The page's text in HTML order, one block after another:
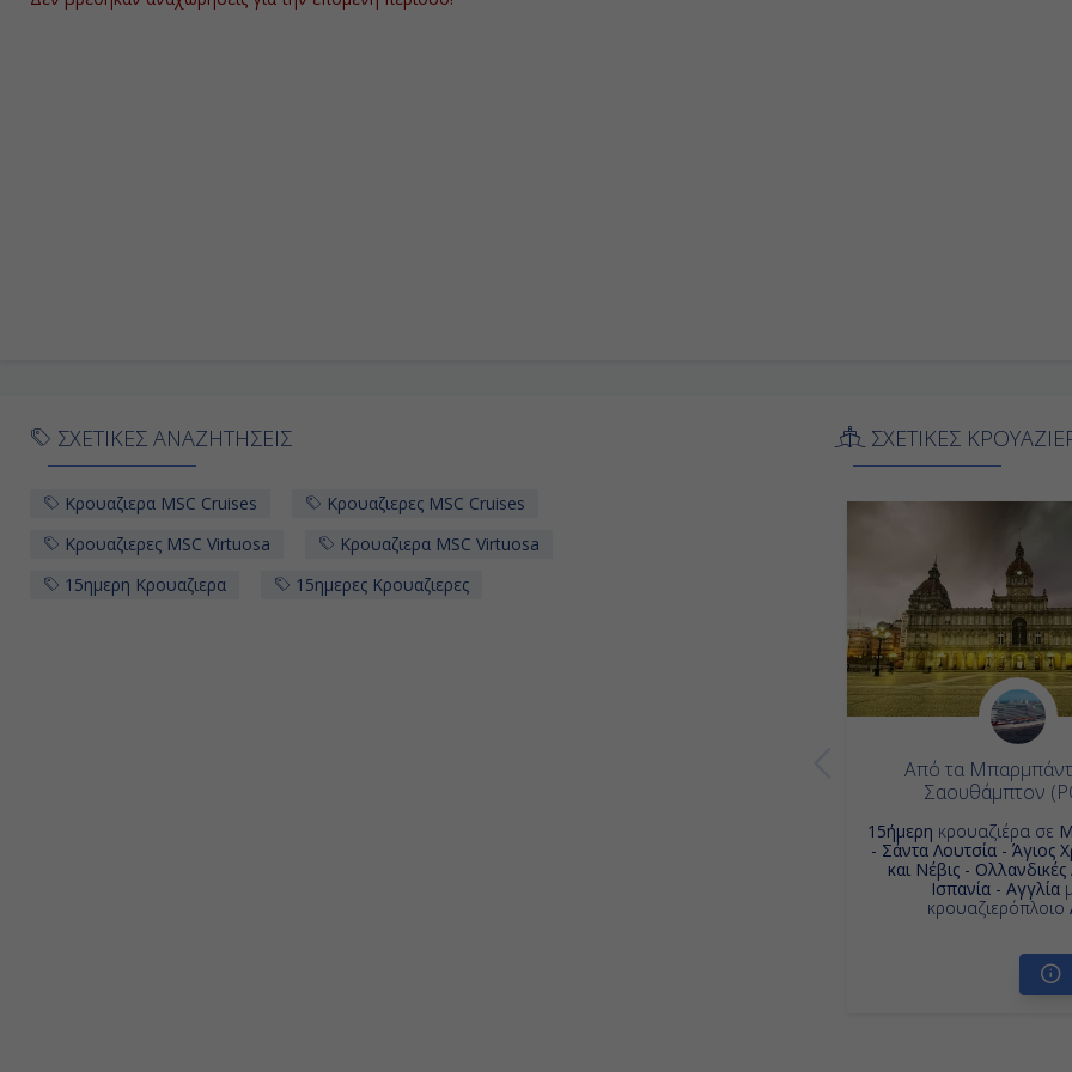
ΣΧΕΤΙΚΕΣ ΑΝΑΖΗΤΗΣΕΙΣ
Κρουαζιερα MSC Cruises
Κρουαζιερες MSC Cruises
Κρουαζιερες MSC Virtuosa
Κρουαζιερα MSC Virtuosa
15ημερη Κρουαζιερα
15ημερες Κρουαζιερες
ΣΧΕΤΙΚΕΣ
Από τα
Σαουθάμπτον
15ήμερη κρουαζιέρα σε
- Σάντα Λουτσία - Άγιος
και Νέβις - Ολλανδικές
Ισπανία - Αγγλία
κρουαζιερόπλοιο